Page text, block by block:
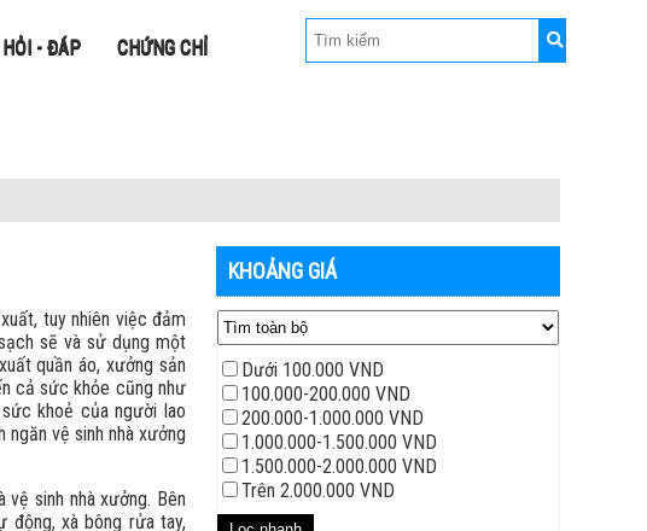
HỎI - ĐÁP CHỨNG CHỈ
tuy nhiên việc đảm
sẽ và sử dụng một
quần áo, xưởng sản
cả sức khỏe cũng như
khoẻ của người lao
ngăn vệ sinh nhà xưởng
sinh nhà xưởng. Bên
xà bông rửa tay,
KHOẢNG GIÁ
Dưới 100.000 VND
100.000-200.000 VND
200.000-1.000.000 VND
1.000.000-1.500.000 VND
1.500.000-2.000.000 VND
Trên 2.000.000 VND